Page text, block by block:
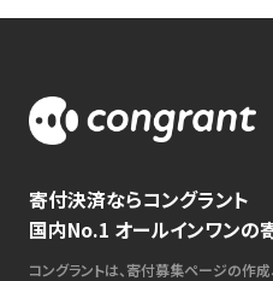
寄付決済ならコングラント
国内No.1 オールインワンの
コングラントは、寄付募集ページの作